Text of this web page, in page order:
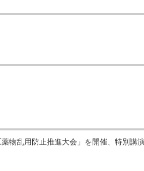
物乱用防止推進大会」を開催、特別講